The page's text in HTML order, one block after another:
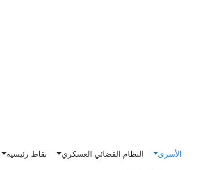
Main navigation
الأسرى النظام القضائي العسكري نقاط رئيسية